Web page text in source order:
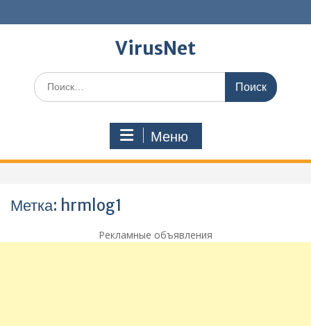
к
VirusNet
Поиск
по:
Меню
Метка: hrmlog1
Рекламные объявления